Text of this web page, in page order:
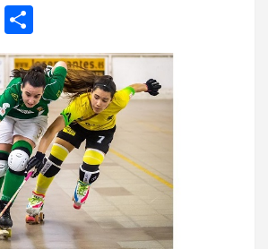
E
o
m
p
ar
tir